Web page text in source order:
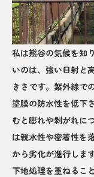
私は熊谷の気候を知
いのは、強い日射と
きさです。紫外線で
塗膜の防水性を低下
むと膨れや剥がれに
は親水性や密着性を
から劣化が進行しま
下地処理を重ねるこ